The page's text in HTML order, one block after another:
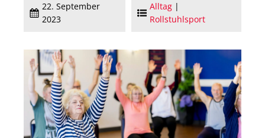
22. September
2023
Alltag |
Rollstuhlsport